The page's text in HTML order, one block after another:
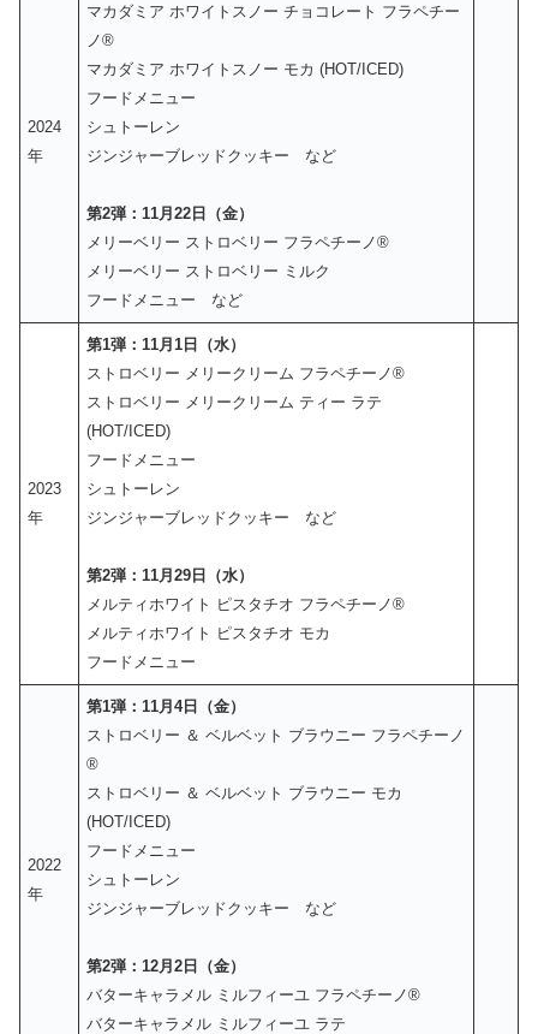
2024
年
マカダミア ホワイトスノー チョコレート フラペチー
ノ®
マカダミア ホワイトスノー モカ (HOT/ICED)
フードメニュー
シュトーレン
ジンジャーブレッドクッキー など
第2弾：11月22日（金）
メリーベリー ストロベリー フラペチーノ®
メリーベリー ストロベリー ミルク
フードメニュー など
2023
年
第1弾：11月1日（水）
ストロベリー メリークリーム フラペチーノ®
ストロベリー メリークリーム ティー ラテ
(HOT/ICED)
フードメニュー
シュトーレン
ジンジャーブレッドクッキー など
第2弾：11月29日（水）
メルティホワイト ピスタチオ フラペチーノ®
メルティホワイト ピスタチオ モカ
フードメニュー
2022
年
第1弾：11月4日（金）
ストロベリー ＆ ベルベット ブラウニー フラペチーノ
®
ストロベリー ＆ ベルベット ブラウニー モカ
(HOT/ICED)
フードメニュー
シュトーレン
ジンジャーブレッドクッキー など
第2弾：12月2日（金）
バターキャラメル ミルフィーユ フラペチーノ®
バターキャラメル ミルフィーユ ラテ